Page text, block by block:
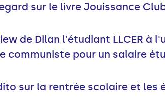
sur le livre Jouissance
de Dilan l'étudiant LLCER à
communiste pour un salaire
sur la rentrée scolaire et les